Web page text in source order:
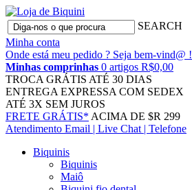
SEARCH
Minha conta
Onde está meu pedido ? Seja bem-vind@ !
Minhas comprinhas 0 artigos R$0,00
TROCA GRÁTIS ATÉ 30 DIAS
ENTREGA EXPRESSA COM SEDEX
ATÉ 3X SEM JUROS
FRETE GRÁTIS* ACIMA DE $R 299
Atendimento Email | Live Chat | Telefone
Biquinis
Biquinis
Maiô